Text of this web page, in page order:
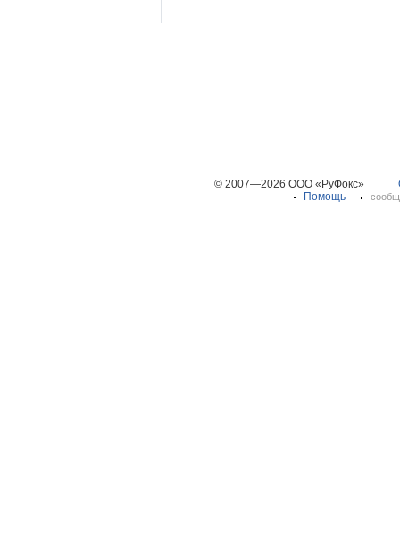
© 2007—2026 ООО «РуФокс»
Помощь